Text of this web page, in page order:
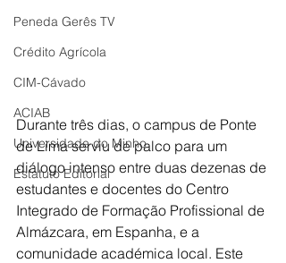
Peneda Gerês TV
Crédito Agrícola
CIM-Cávado
ACIAB
Universidade do Minho
Estatuto Editorial
Durante três dias, o campus de Ponte
de Lima serviu de palco para um
diálogo intenso entre duas dezenas de
estudantes e docentes do Centro
Integrado de Formação Profissional de
Almázcara, em Espanha, e a
comunidade académica local. Este